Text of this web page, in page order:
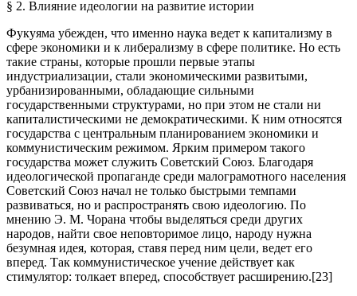
§ 2. Влияние идеологии на развитие истории
Фукуяма убежден, что именно наука ведет к капитализму в
сфере экономики и к либерализму в сфере политике. Но есть
такие страны, которые прошли первые этапы
индустриализации, стали экономическими развитыми,
урбанизированными, обладающие сильными
государственными структурами, но при этом не стали ни
капиталистическими не демократическими. К ним относятся
государства с центральным планированием экономики и
коммунистическим режимом. Ярким примером такого
государства может служить Советский Союз. Благодаря
идеологической пропаганде среди малограмотного населения
Советский Союз начал не только быстрыми темпами
развиваться, но и распространять свою идеологию. По
мнению Э. М. Чорана чтобы выделяться среди других
народов, найти свое неповторимое лицо, народу нужна
безумная идея, которая, ставя перед ним цели, ведет его
вперед. Так коммунистическое учение действует как
стимулятор: толкает вперед, способствует расширению.[23]